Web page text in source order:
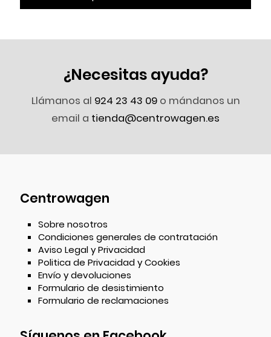
¿Necesitas ayuda?
Llámanos al 924 23 43 09o mándanos un
email a tienda@centrowagen.es
Centrowagen
Sobre nosotros
Condiciones generales de contratación
Aviso Legal y Privacidad
Politica de Privacidad y Cookies
Envío y devoluciones
Formulario de desistimiento
Formulario de reclamaciones